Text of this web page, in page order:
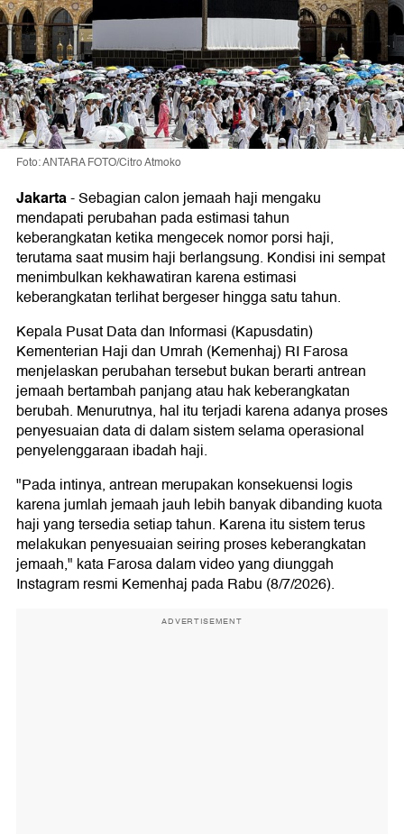
Foto: ANTARA FOTO/Citro Atmoko
Jakarta-Sebagian calon jemaah haji mengaku
mendapati perubahan pada estimasi tahun
keberangkatan ketika mengecek nomor porsi haji,
terutama saat musim haji berlangsung. Kondisi ini sempat
menimbulkan kekhawatiran karena estimasi
keberangkatan terlihat bergeser hingga satu tahun.
Kepala Pusat Data dan Informasi (Kapusdatin)
Kementerian Haji dan Umrah (Kemenhaj) RI Farosa
menjelaskan perubahan tersebut bukan berarti antrean
jemaah bertambah panjang atau hak keberangkatan
berubah. Menurutnya, hal itu terjadi karena adanya proses
penyesuaian data di dalam sistem selama operasional
penyelenggaraan ibadah haji.
"Pada intinya, antrean merupakan konsekuensi logis
karena jumlah jemaah jauh lebih banyak dibanding kuota
haji yang tersedia setiap tahun. Karena itu sistem terus
melakukan penyesuaian seiring proses keberangkatan
jemaah," kata Farosa dalam video yang diunggah
Instagram resmi Kemenhaj pada Rabu (8/7/2026).
ADVERTISEMENT